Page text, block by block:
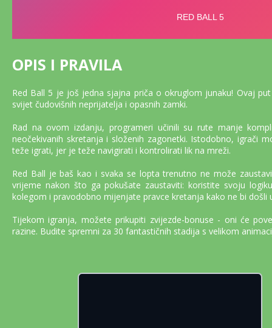
OPIS I PRAVILA
Red Ball 5 je još jedna sjajna priča o okruglom junaku! Ovaj
svijet čudovišnih neprijatelja i opasnih zamki.
Rad na ovom izdanju, programeri učinili su rute manje
neočekivanih skretanja i složenih zagonetki. Istodobno, igrači
teže igrati, jer je teže navigirati i kontrolirati lik na mreži.
Red Ball je baš kao i svaka se lopta trenutno ne može
vrijeme nakon što ga pokušate zaustaviti: koristite svoju
kolegom i pravodobno mijenjate pravce kretanja kako ne bi došli
Tijekom igranja, možete prikupiti zvijezde-bonuse - oni će
razine. Budite spremni za 30 fantastičnih stadija s velikom